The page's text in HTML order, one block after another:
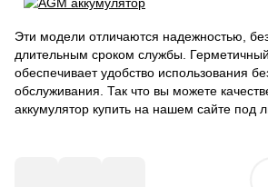
Эти модели отличаются надежностью,
длительным сроком службы.
обеспечивает удобство использования
обслуживания. Так что вы можете
аккумулятор купить на нашем сайте под